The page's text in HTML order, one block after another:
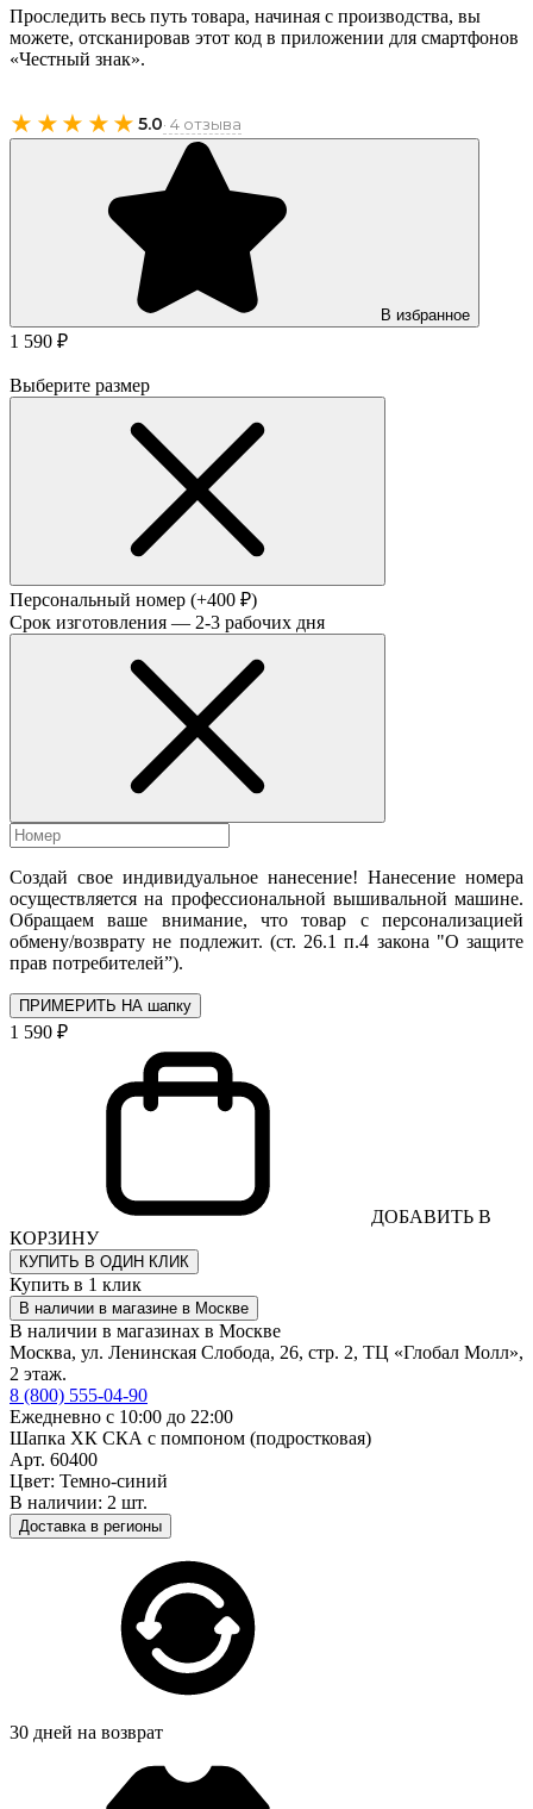
Проследить весь путь товара, начиная с производства, вы
можете, отсканировав этот код в приложении для смартфонов
«Честный знак».
★★★★★ 5.0· 4 отзыва
В избранное
1 590 ₽
Выберите размер
Персональный номер (+400 ₽)
Срок изготовления — 2-3 рабочих дня
Создай свое индивидуальное нанесение! Нанесение номера
осуществляется на профессиональной вышивальной машине.
Обращаем ваше внимание, что товар с персонализацией
обмену/возврату не подлежит. (ст. 26.1 п.4 закона "О защите
прав потребителей”).
ПРИМЕРИТЬ НА шапку
1 590 ₽
ДОБАВИТЬ В
КОРЗИНУ
КУПИТЬ В ОДИН КЛИК
Купить в 1 клик
В наличии в магазине в Москве
В наличии в магазинах в Москве
Москва, ул. Ленинская Слобода, 26, стр. 2, ТЦ «Глобал Молл»,
2 этаж.
8 (800) 555-04-90
Ежедневно с 10:00 до 22:00
Шапка ХК СКА с помпоном (подростковая)
Арт. 60400
Цвет: Темно-синий
В наличии: 2 шт.
Доставка в регионы
30 дней на возврат